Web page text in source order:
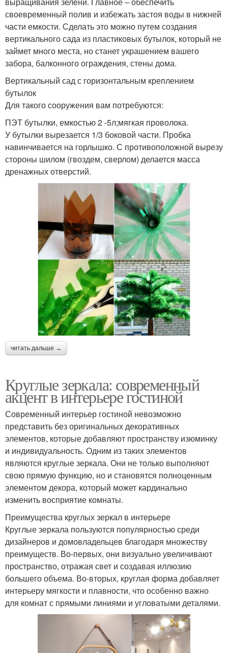
своевременный полив и избежать застоя воды в нижней
части емкости. Сделать это можно путем создания
вертикального сада из пластиковых бутылок, который не
займет много места, но станет украшением вашего
забора, балконного ограждения, стены дома.
Вертикальный сад с горизонтальным креплением
бутылок
Для такого сооружения вам потребуются:
ПЭТ бутылки, емкостью 2 -5л;мягкая проволока.
У бутылки вырезается 1/3 боковой части. Пробка
навинчивается на горлышко. С противоположной вырезу
стороны шилом (гвоздем, сверлом) делается масса
дренажных отверстий.
читать дальше →
Круглые зеркала: современный
акцент в интерьере гостиной
Современный интерьер гостиной невозможно
представить без оригинальных декоративных
элементов, которые добавляют пространству изюминку
и индивидуальность. Одним из таких элементов
являются круглые зеркала. Они не только выполняют
свою прямую функцию, но и становятся полноценным
элементом декора, который может кардинально
изменить восприятие комнаты.
Преимущества круглых зеркал в интерьере
Круглые зеркала пользуются популярностью среди
дизайнеров и домовладельцев благодаря множеству
преимуществ. Во-первых, они визуально увеличивают
пространство, отражая свет и создавая иллюзию
большего объема. Во-вторых, круглая форма добавляет
интерьеру мягкости и плавности, что особенно важно
для комнат с прямыми линиями и угловатыми деталями.